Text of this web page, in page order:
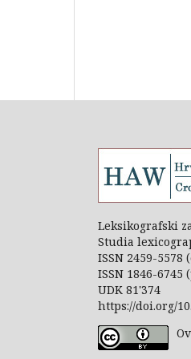
Leksikografski
Studia
ISSN 2459-5578
ISSN 1846-6745
UDK 81'374
https://doi.org/